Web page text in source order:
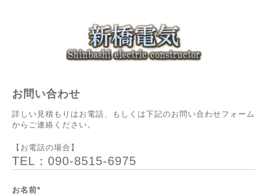
お問い合わせ
詳しい見積もりはお電話、もしくは下記のお問い合わせフォーム
からご連絡ください。
【お電話の場合】
TEL：090-8515-6975
お名前*